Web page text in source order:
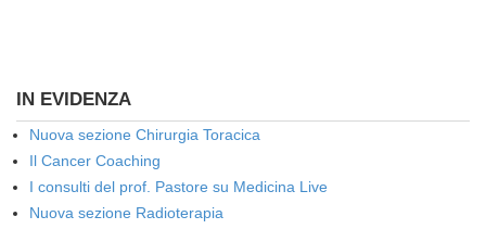
IN EVIDENZA
Nuova sezione Chirurgia Toracica
Il Cancer Coaching
I consulti del prof. Pastore su Medicina Live
Nuova sezione Radioterapia